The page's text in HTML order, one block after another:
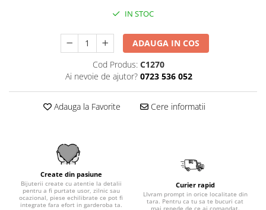
IN STOC
ADAUGA IN COS
Cod Produs: C1270
Ai nevoie de ajutor? 0723 536 052
Adauga la Favorite Cere informatii
Create din pasiune
Bijuterii create cu atentie la detalii
pentru a fi purtate usor, zilnic sau
ocazional, piese echilibrate ce pot fi
integrate fara efort in garderoba ta.
Curier rapid
LIvram prompt in orice localitate din
tara. Pentru ca tu sa te bucuri cat
mai repede de ce ai comandat.